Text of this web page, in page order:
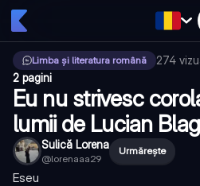
Limba și literatura română 274
2 pagini
Eu nu strivesc
lumii de Lucian
Sulică Lorena
@lorenaaa29
Urmărește
Eseu